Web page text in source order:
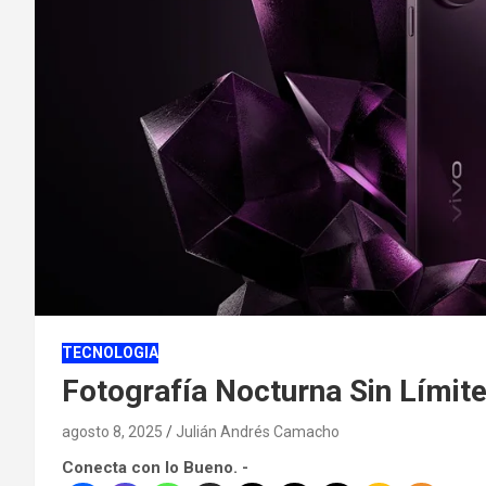
TECNOLOGIA
Fotografía Nocturna Sin
agosto 8, 2025 Julián Andrés Camacho
Conecta con lo Bueno. -